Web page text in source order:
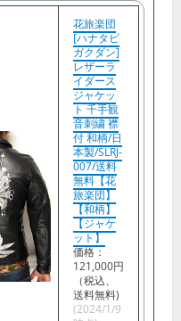
花旅楽団
[ハナタビ
ガクダン]
レザーラ
イダース
ジャケッ
ト 千手観
音刺繍 襟
付 和柄/日
本製/SLRJ-
007/送料
無料【花
旅楽団】
【和柄】
【ジャケ
ット】
価格：
121,000円
（税込、
送料無料)
(2024/1/9